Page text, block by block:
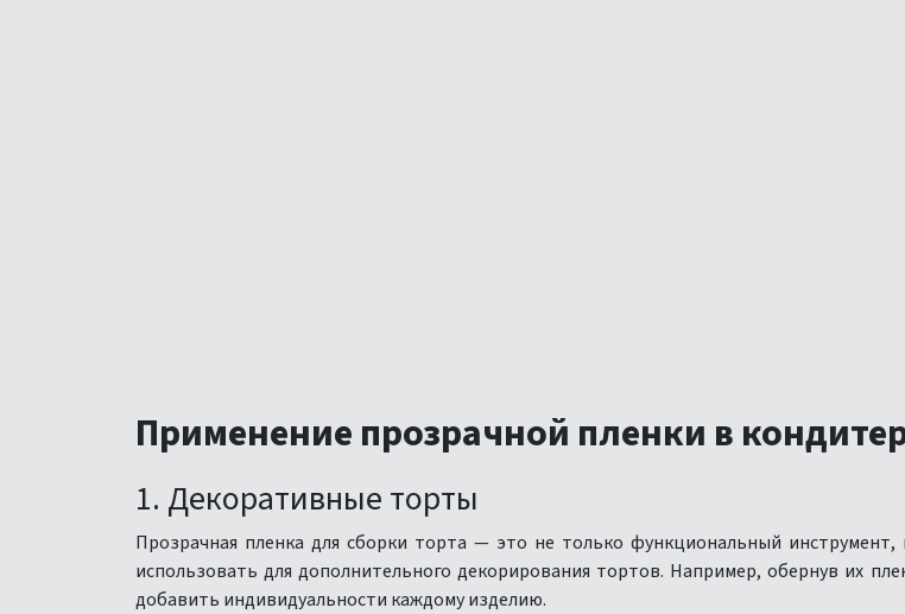
Применение прозрачной пленки в
1. Декоративные торты
Прозрачная пленка для сборки торта — это не только функциональный
использовать для дополнительного декорирования тортов. Например, обернув их
добавить индивидуальности каждому изделию.